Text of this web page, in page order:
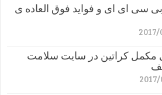
سی ای ای و فواید فوق العاده ی
مکمل کراتین در سایت سلامت